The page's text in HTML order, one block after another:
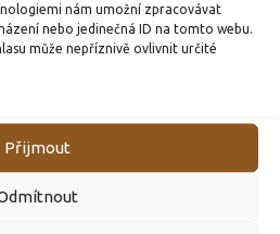
nám umožní zpracovávat
nebo jedinečná ID na tomto webu.
může nepříznivě ovlivnit určité
Přijmout